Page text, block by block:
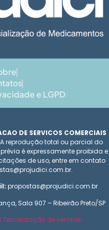
e LGPD
DE SERVICOS COMERCIAIS
reprodução total ou parcial do
é expressamente proibida e
de uso, entre em contato
propostas@projudici.com.br
Sala 907 – Ribeirão Preto/SP
Terceirização de vendas!